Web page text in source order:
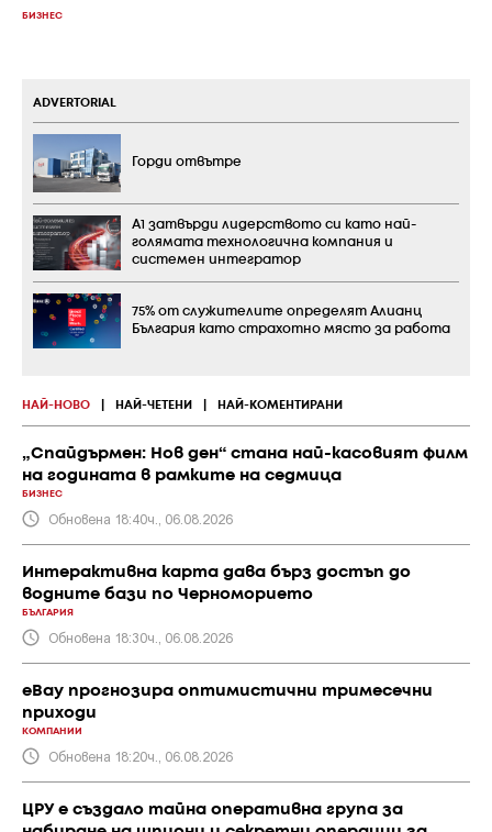
БИЗНЕС
НАЙ-НОВО НАЙ-ЧЕТЕНИ НАЙ-КОМЕНТИРАНИ
„Спайдърмен: Нов ден“ стана най-касовият филм
на годината в рамките на седмица
БИЗНЕС
Обновена 18:40ч., 06.08.2026
Интерактивна карта дава бърз достъп до
водните бази по Черноморието
БЪЛГАРИЯ
Обновена 18:30ч., 06.08.2026
eBay прогнозира оптимистични тримесечни
приходи
КОМПАНИИ
Обновена 18:20ч., 06.08.2026
ЦРУ е създало тайна оперативна група за
ADVERTORIAL
Горди отвътре
А1 затвърди лидерството си като най-
голямата технологична компания и
системен интегратор
75% от служителите определят Алианц
България като страхотно място за работа